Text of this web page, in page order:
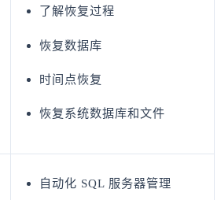
了解恢复过程
恢复数据库
时间点恢复
恢复系统数据库和文件
自动化 SQL 服务器管理